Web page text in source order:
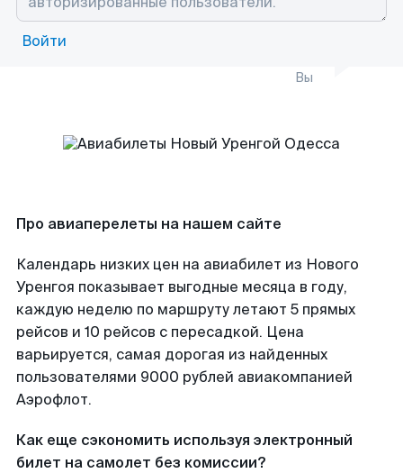
Войти
Вы
Про авиаперелеты на нашем сайте
Календарь низких цен на авиабилет из Нового
Уренгоя показывает выгодные месяца в году,
каждую неделю по маршруту летают 5 прямых
рейсов и 10 рейсов с пересадкой. Цена
варьируется, самая дорогая из найденных
пользователями 9000 рублей авиакомпанией
Аэрофлот.
Как еще сэкономить используя электронный
билет на самолет без комиссии?